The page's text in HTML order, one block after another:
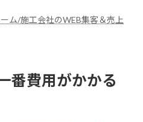
ム/施工会社のWEB集客＆売上
番費用がかかる